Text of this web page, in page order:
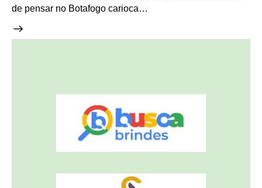
de pensar no Botafogo carioca…